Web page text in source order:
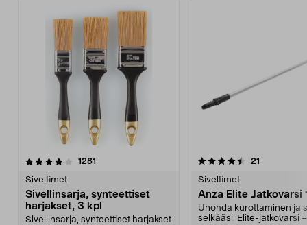
1281
Siveltimet
Sivellinsarja, synteettiset
harjakset, 3 kpl
Sivellinsarja, synteettiset harjakset
4.5 viidestä
21
Siveltimet
Anza Elite Jatkovarsi
Unohda kurottaminen ja
selkääsi. Elite-jatkovarsi
4.0 viidestä